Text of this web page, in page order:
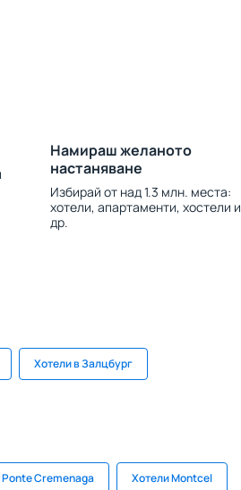
Намираш желаното
настаняване
Избирай от над 1.3 млн. места:
хотели, апартаменти, хостели и
др.
Хотели в Залцбург
Cremenaga Хотели Montcel